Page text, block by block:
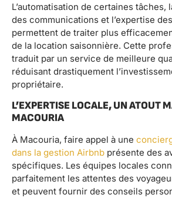
L’automatisation de certaines tâches,
des communications et l’expertise
permettent de traiter plus
de la location saisonnière. Cette
traduit par un service de meilleure
réduisant drastiquement
propriétaire.
L’EXPERTISE LOCALE, UN ATOUT
MACOURIA
À Macouria, faire appel à une
dans la gestion Airbnb présente des
spécifiques. Les équipes locales
parfaitement les attentes des
et peuvent fournir des conseils